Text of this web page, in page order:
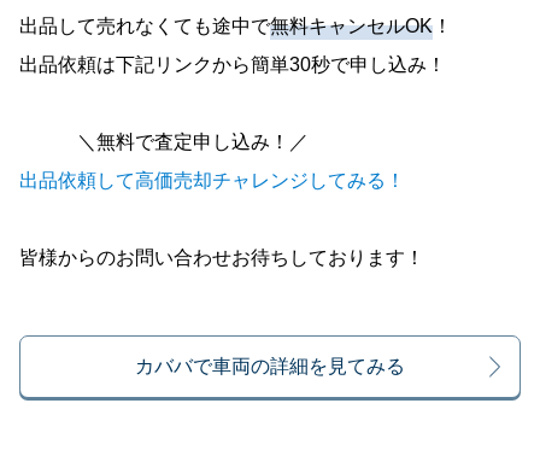
出品して売れなくても途中で無料キャンセルOK ！
出品依頼は下記リンクから簡単30秒で申し込み！
＼無料で査定申し込み！／
出品依頼して高価売却チャレンジしてみる！
皆様からのお問い合わせお待ちしております！
カババで車両の詳細を見てみる